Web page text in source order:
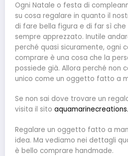
Ogni Natale o festa di
su cosa regalare in quanto il
di fare bella figura e di far sì
sempre apprezzato. Inutile
perché quasi sicuramente, ogni
comprare è una cosa che la
possiede già. Allora perché non
unico come un oggetto fatto a
Se non sai dove trovare un
visita il sito
Regalare un oggetto fatto a
idea. Ma vediamo nei dettagli
è bello comprare handmade.